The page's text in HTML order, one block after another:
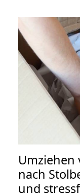
Umziehen
nach
und